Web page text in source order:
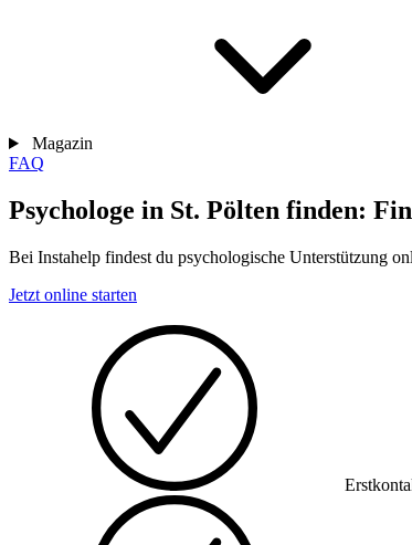
Magazin
FAQ
Psychologe in St. Pölten finden:
Bei Instahelp findest du psychologische Unterstützung
Jetzt online starten